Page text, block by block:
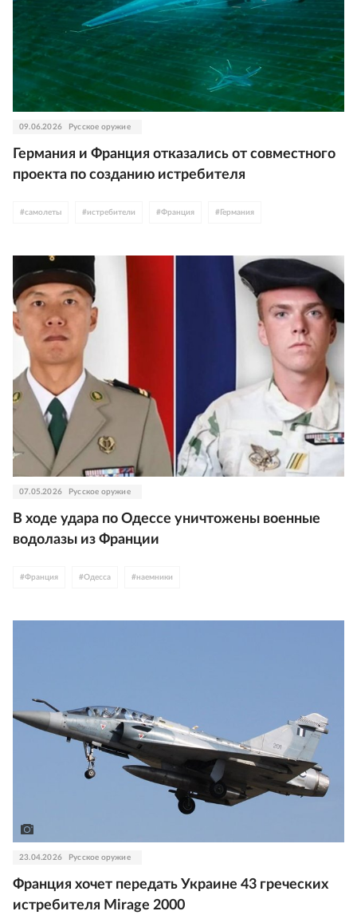
09.06.2026 Русское оружие
Германия и Франция отказались от совместного
проекта по созданию истребителя
#самолеты #истребители #Франция # Германия
07.05.2026 Русское оружие
В ходе удара по Одессе уничтожены военные
водолазы из Франции
#Франция #Одесса #наемники
23.04.2026 Русское оружие
Франция хочет передать Украине 43 греческих
истребителя Mirage 2000